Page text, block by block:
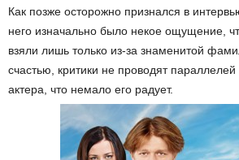
Как позже осторожно признался в
него изначально было некое ощущение,
взяли лишь только из-за знаменитой
счастью, критики не проводят
актера, что немало его радует.